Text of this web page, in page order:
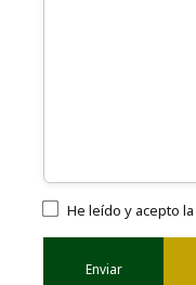
He leído y acepto la